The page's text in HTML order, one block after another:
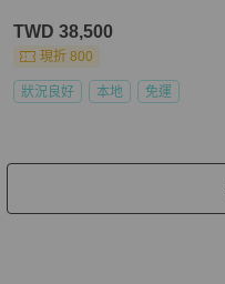
TWD 38,500
現折 800
狀況良好 本地 免運